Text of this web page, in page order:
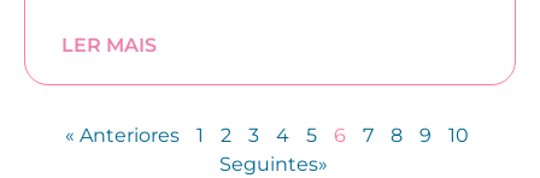
LER MAIS
« Anteriores 1 2 3 4 5 6 7 8 9
10
Seguintes»